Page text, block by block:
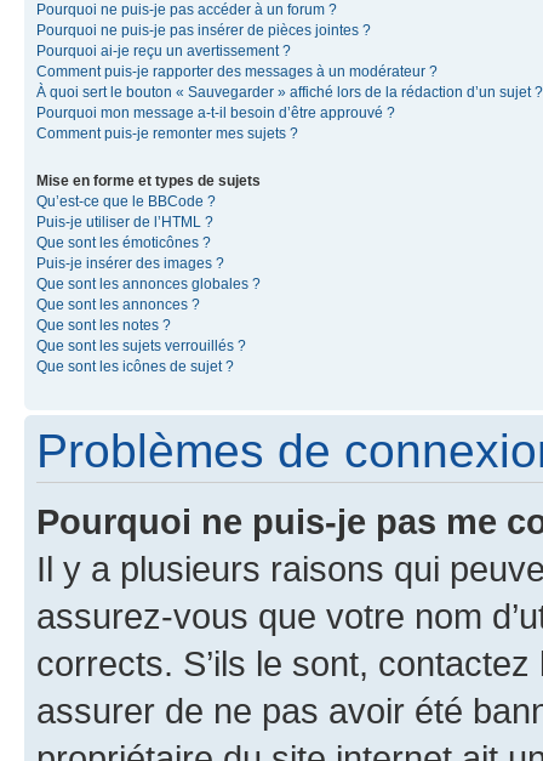
Pourquoi ne puis-je pas accéder à un forum ?
Pourquoi ne puis-je pas insérer de pièces jointes ?
Pourquoi ai-je reçu un avertissement ?
Comment puis-je rapporter des messages à un modérateur ?
À quoi sert le bouton « Sauvegarder » affiché lors de la rédaction d’un sujet ?
Pourquoi mon message a-t-il besoin d’être approuvé ?
Comment puis-je remonter mes sujets ?
Mise en forme et types de sujets
Qu’est-ce que le BBCode ?
Puis-je utiliser de l’HTML ?
Que sont les émoticônes ?
Puis-je insérer des images ?
Que sont les annonces globales ?
Que sont les annonces ?
Que sont les notes ?
Que sont les sujets verrouillés ?
Que sont les icônes de sujet ?
Problèmes de
Pourquoi ne puis-je pas me
Il y a plusieurs raisons qui
assurez-vous que votre nom
corrects. S’ils le sont,
assurer de ne pas avoir été